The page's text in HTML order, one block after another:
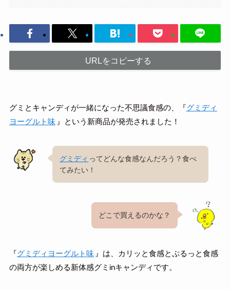
URLをコピーする
グミとキャンディが一緒になった不思議食感の、『グミディ
ヨーグルト味 』という新商品が発売されました！
グミディ ってどんな食感なんだろう？食べ
てみたい！
どこで買えるのかな？
『グミディヨーグルト味 』は、カリッと食感とぷるっと食感
の両方が楽しめる新体感グミinキャンディです。